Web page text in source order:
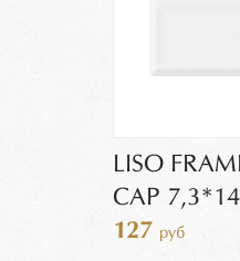
LISO
CAP
127 руб